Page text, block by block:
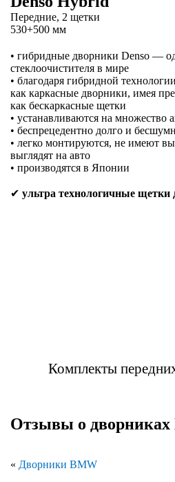
Передние, 2 щетки
530+500 мм
• гибридные дворники Denso —
стеклоочистителя в мире
• благодаря гибридной
как каркасные дворники, имея
как бескаркасные щетки
• устанавливаются на множество
• беспрецедентно долго и
• легко монтируются, не имеют
выглядят на авто
• производятся в Японии
✔ ультра технологичные щетки
Комплекты
Отзывы о дворниках
« Дворники BMW